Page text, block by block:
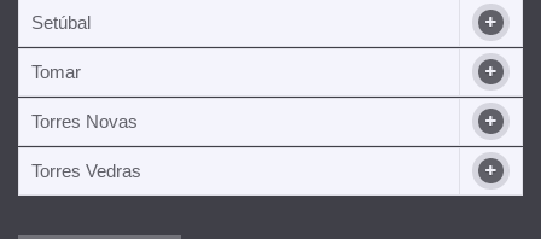
Setúbal
Tomar
Torres Novas
Torres Vedras